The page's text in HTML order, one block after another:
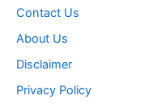
Contact Us
About Us
Disclaimer
Privacy Policy